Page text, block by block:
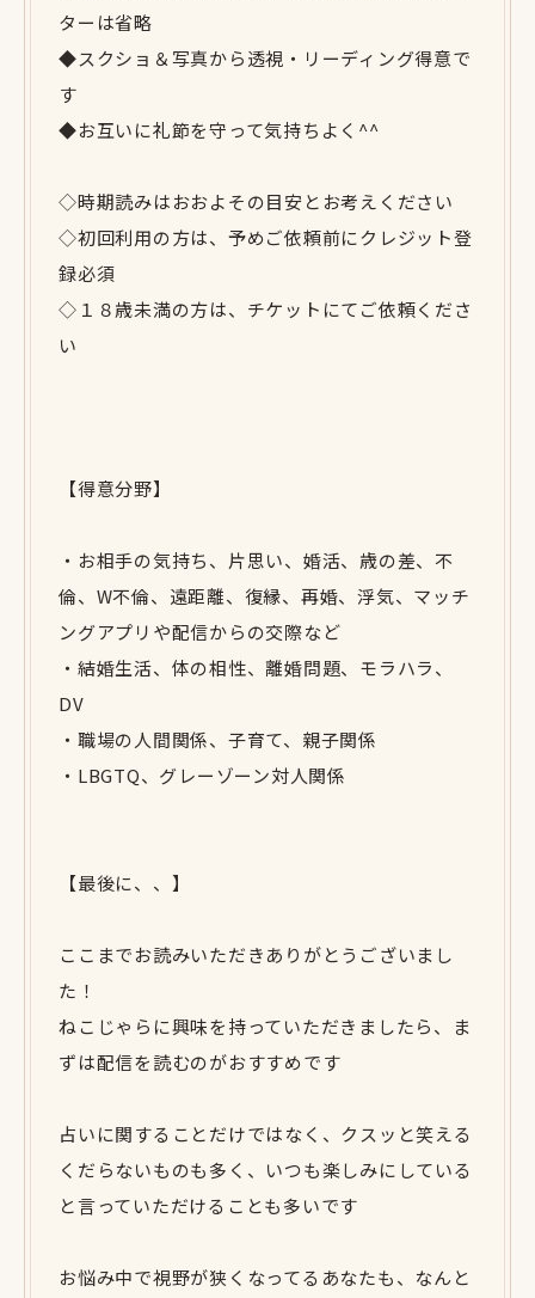
ターは省略
◆スクショ＆写真から透視・リーディング得意で
す
◆お互いに礼節を守って気持ちよく^^
◇時期読みはおおよその目安とお考えください
◇初回利用の方は、予めご依頼前にクレジット登
録必須
◇１８歳未満の方は、チケットにてご依頼くださ
い
【得意分野】
・お相手の気持ち、片思い、婚活、歳の差、不
倫、W不倫、遠距離、復縁、再婚、浮気、マッチ
ングアプリや配信からの交際など
・結婚生活、体の相性、離婚問題、モラハラ、
DV
・職場の人間関係、子育て、親子関係
・LBGTQ、グレーゾーン対人関係
【最後に、、】
ここまでお読みいただきありがとうございまし
た！
ねこじゃらに興味を持っていただきましたら、ま
ずは配信を読むのがおすすめです
占いに関することだけではなく、クスッと笑える
くだらないものも多く、いつも楽しみにしている
と言っていただけることも多いです
お悩み中で視野が狭くなってるあなたも、なんと